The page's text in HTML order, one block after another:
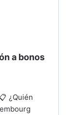
a bonos
¿Quién